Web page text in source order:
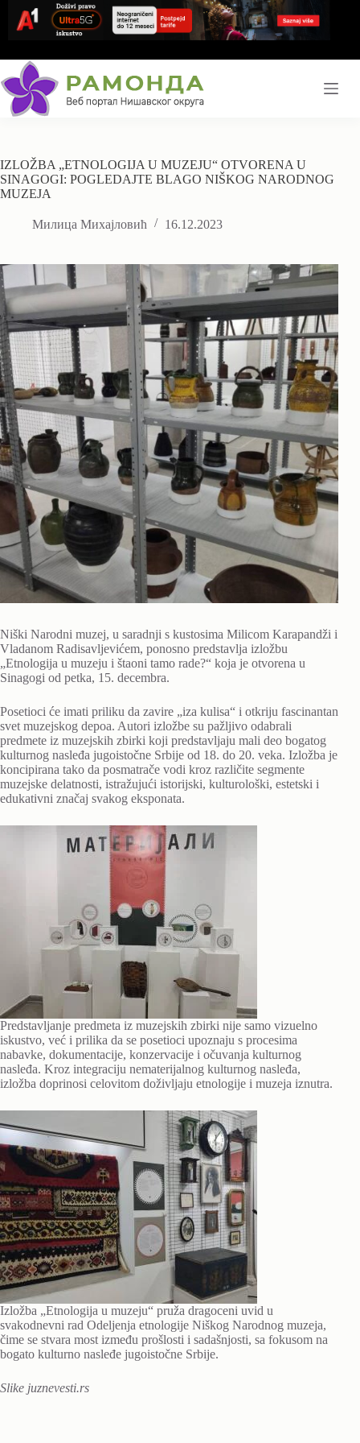
content
IZLOŽBA „ETNOLOGIJA U MUZEJU“ OTVORENA U
SINAGOGI: POGLEDAJTE BLAGO NIŠKOG NARODNOG
MUZEJA
Милица Михајловић 16.12.2023
Niški Narodni muzej, u saradnji s kustosima Milicom Karapandži i
Vladanom Radisavljevićem, ponosno predstavlja izložbu
„Etnologija u muzeju i štaoni tamo rade?“ koja je otvorena u
Sinagogi od petka, 15. decembra.
Posetioci će imati priliku da zavire „iza kulisa“ i otkriju fascinantan
svet muzejskog depoa. Autori izložbe su pažljivo odabrali
predmete iz muzejskih zbirki koji predstavljaju mali deo bogatog
kulturnog nasleđa jugoistočne Srbije od 18. do 20. veka. Izložba je
koncipirana tako da posmatrače vodi kroz različite segmente
muzejske delatnosti, istražujući istorijski, kulturološki, estetski i
edukativni značaj svakog eksponata.
Predstavljanje predmeta iz muzejskih zbirki nije samo vizuelno
iskustvo, već i prilika da se posetioci upoznaju s procesima
nabavke, dokumentacije, konzervacije i očuvanja kulturnog
nasleđa. Kroz integraciju nematerijalnog kulturnog nasleđa,
izložba doprinosi celovitom doživljaju etnologije i muzeja iznutra.
Izložba „Etnologija u muzeju“ pruža dragoceni uvid u
svakodnevni rad Odeljenja etnologije Niškog Narodnog muzeja,
čime se stvara most između prošlosti i sadašnjosti, sa fokusom na
bogato kulturno nasleđe jugoistočne Srbije.
Slike juznevesti.rs